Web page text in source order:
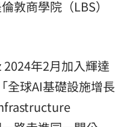
敦商學院（LBS）
年2月加入輝達
全球AI基礎設施增長